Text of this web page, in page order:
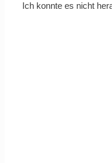
Ich konnte es nicht